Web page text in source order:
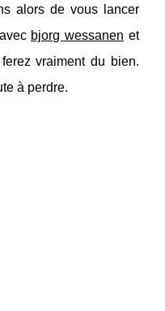
alors de vous lancer
bjorg wessanen et
vraiment du bien.
à perdre.